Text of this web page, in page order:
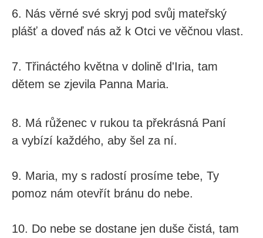
6. Nás věrné své skryj pod svůj mateřský
plášť a doveď nás až k Otci ve věčnou vlast.
7. Třináctého května v dolině d'Iria, tam
dětem se zjevila Panna Maria.
8. Má růženec v rukou ta překrásná Paní
a vybízí každého, aby šel za ní.
9. Maria, my s radostí prosíme tebe, Ty
pomoz nám otevřít bránu do nebe.
10. Do nebe se dostane jen duše čistá, tam